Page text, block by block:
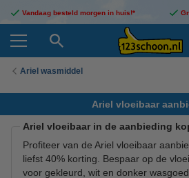
Vandaag besteld morgen in huis!*
Ariel wasmiddel
Ariel vloeibaar
Ariel vloeibaar in de aanbieding
Profiteer van de Ariel vloeibaar
liefst 40% korting. Bespaar op de
voor gekleurd, wit en donker